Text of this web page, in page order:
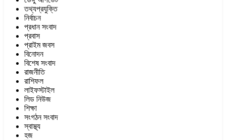
তথ্যপ্রযুক্তি
নির্বাচন
প্রধান সংবাদ
প্রবাস
প্রাইম জবস
বিনোদন
বিশেষ সংবাদ
রাজনীতি
রাশিফল
লাইফস্টাইল
লিড নিউজ
শিক্ষা
সংগঠন সংবাদ
স্বাস্থ্য
হজ